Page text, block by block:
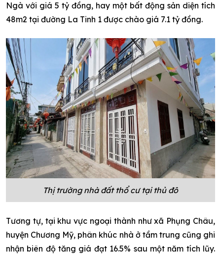
Ngà với giá 5 tỷ đồng, hay một bất động sản diện tích
48m2 tại đường La Tinh 1 được chào giá 7.1 tỷ đồng.
Thị trường nhà đất thổ cư tại thủ đô
Tương tự, tại khu vực ngoại thành như xã Phụng Châu,
huyện Chương Mỹ, phân khúc nhà ở tầm trung cũng ghi
nhận biên độ tăng giá đạt 16.5% sau một năm tích lũy.